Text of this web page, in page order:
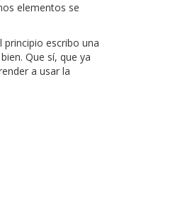
elementos se
escribo una
Que sí, que ya
a usar la